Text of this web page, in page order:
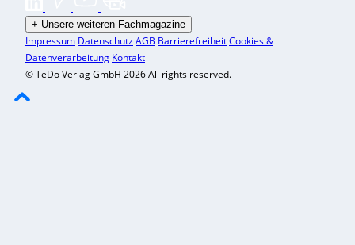
+ Unsere weiteren Fachmagazine
Impressum DatenschutzAGB BarrierefreiheitCookies &
Datenverarbeitung Kontakt
© TeDo Verlag GmbH 2026 All rights reserved.